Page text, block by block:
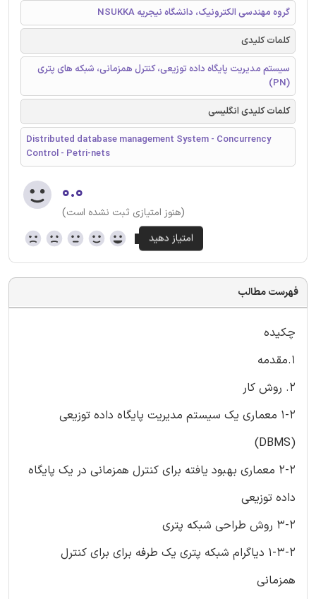
گروه مهندسی الکترونیک، دانشگاه نیجریه NSUKKA
کلمات کلیدی
سیستم مدیریت پایگاه داده توزیعی، کنترل همزمانی، شبکه های پتری
(PN)
کلمات کلیدی انگلیسی
Distributed database management System - Concurrency
Control - Petri-nets
۰.۰
(هنوز امتیازی ثبت نشده است)
فهرست مطالب
چکیده
1.مقدمه
2. روش کار
1-2 معماری یک سیستم مدیریت پایگاه داده توزیعی
(DBMS)
2-2 معماری بهبود یافته برای کنترل همزمانی در یک پایگاه
داده توزیعی
3-2 روش طراحی شبکه پتری
1-3-2 دیاگرام شبکه پتری یک طرفه برای برای کنترل
همزمانی